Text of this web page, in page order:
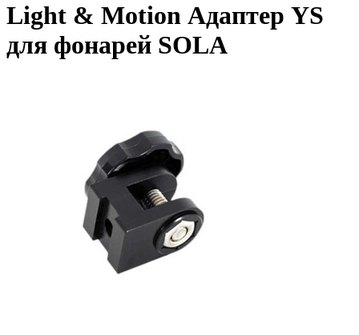
Light & Motion Адаптер YS
для фонарей SOLA